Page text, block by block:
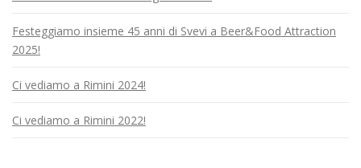
Festeggiamo insieme 45 anni di Svevi a Beer&Food Attraction
2025!
Ci vediamo a Rimini 2024!
Ci vediamo a Rimini 2022!